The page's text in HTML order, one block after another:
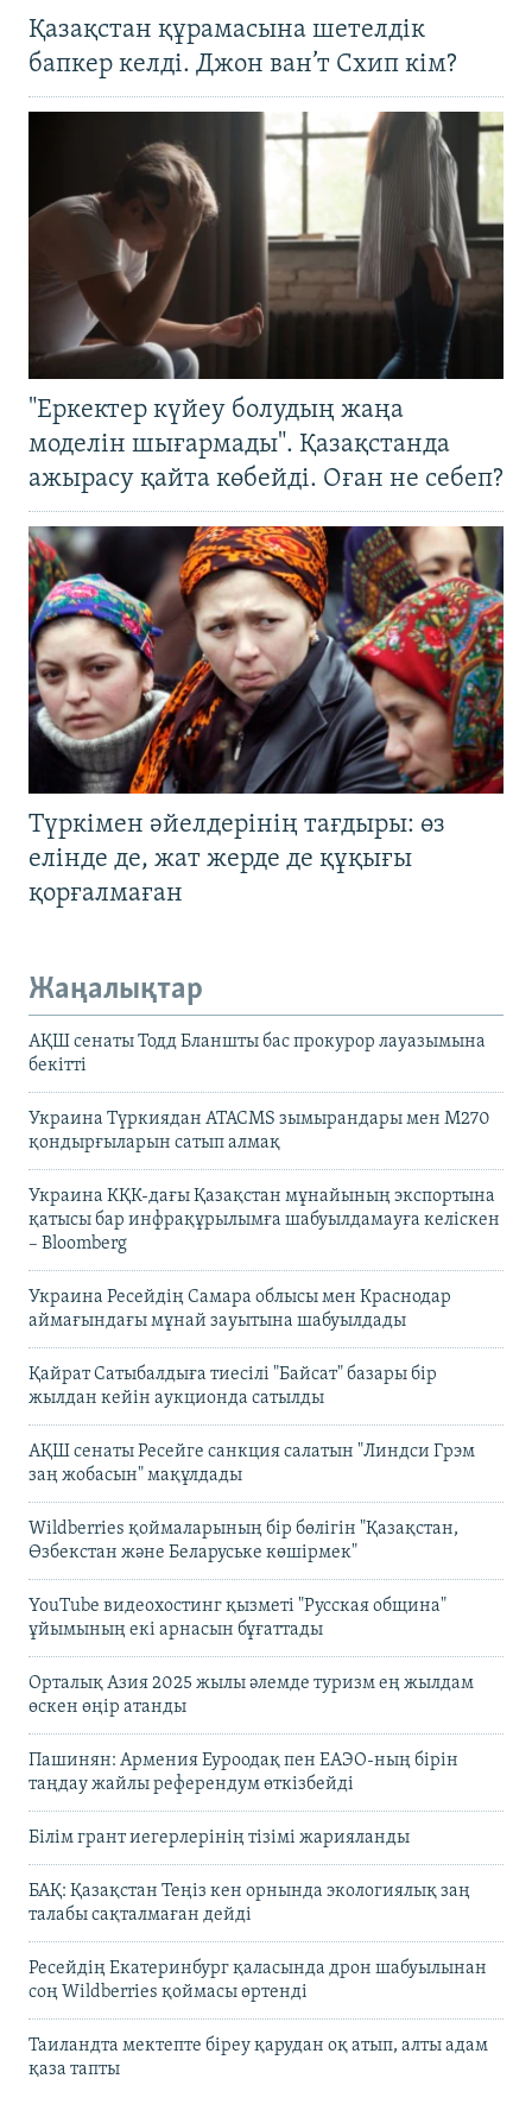
Қазақстан құрамасына шетелдік
бапкер келді. Джон ван’т Схип кім?
"Еркектер күйеу болудың жаңа
моделін шығармады". Қазақстанда
ажырасу қайта көбейді. Оған не себеп?
Түркімен әйелдерінің тағдыры: өз
елінде де, жат жерде де құқығы
қорғалмаған
Жаңалықтар
АҚШ сенаты Тодд Бланшты бас прокурор лауазымына
бекітті
Украина Түркиядан ATACMS зымырандары мен M270
қондырғыларын сатып алмақ
Украина КҚК-дағы Қазақстан мұнайының экспортына
қатысы бар инфрақұрылымға шабуылдамауға келіскен
– Bloomberg
Украина Ресейдің Самара облысы мен Краснодар
аймағындағы мұнай зауытына шабуылдады
Қайрат Сатыбалдыға тиесілі "Байсат" базары бір
жылдан кейін аукционда сатылды
АҚШ сенаты Ресейге санкция салатын "Линдси Грэм
заң жобасын" мақұлдады
Wildberries қоймаларының бір бөлігін "Қазақстан,
Өзбекстан және Беларуське көшірмек"
YouTube видеохостинг қызметі "Русская община"
ұйымының екі арнасын бұғаттады
Орталық Азия 2025 жылы әлемде туризм ең жылдам
өскен өңір атанды
Пашинян: Армения Еуроодақ пен ЕАЭО-ның бірін
таңдау жайлы референдум өткізбейді
Білім грант иегерлерінің тізімі жарияланды
БАҚ: Қазақстан Теңіз кен орнында экологиялық заң
талабы сақталмаған дейді
Ресейдің Екатеринбург қаласында дрон шабуылынан
соң Wildberries қоймасы өртенді
Таиландта мектепте біреу қарудан оқ атып, алты адам
қаза тапты